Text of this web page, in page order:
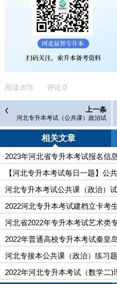
阅读:878 评论:0
上一条
河北专升本考试（公共课）政治试
题
相关文章
2023年河北省专升本考试报名信
【河北专升本考试每日一题】公
河北专升本考试公共课（政治）
2022河北专升本考试建档立卡考
河北省2022年专升本考试艺术类
2022年普通高校专升本考试秦皇
河北专接本公共课（政治）练习题
2022年河北专升本考试（数学二)